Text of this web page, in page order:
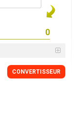
CONVERTISSEUR